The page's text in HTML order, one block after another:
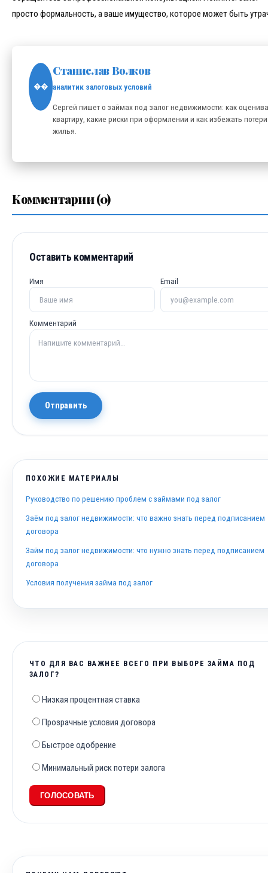
просто формальность, а ваше имущество, которое может быть
��
Станислав Волков
аналитик залоговых условий
Сергей пишет о займах под залог недвижимости: как
квартиру, какие риски при оформлении и как избежать потери
жилья.
Комментарии (0)
Оставить комментарий
Имя Email
Комментарий
Отправить
ПОХОЖИЕ МАТЕРИАЛЫ
Руководство по решению проблем с займами под залог
Заём под залог недвижимости: что важно знать перед подписанием
договора
Займ под залог недвижимости: что нужно знать перед подписанием
договора
Условия получения займа под залог
ЧТО ДЛЯ ВАС ВАЖНЕЕ ВСЕГО ПРИ ВЫБОРЕ ЗАЙМА ПОД
ЗАЛОГ?
Низкая процентная ставка
Прозрачные условия договора
Быстрое одобрение
Минимальный риск потери залога
ГОЛОСОВАТЬ